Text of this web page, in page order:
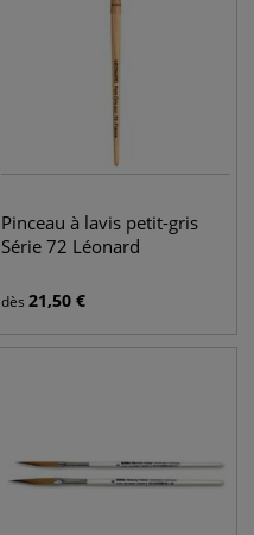
Pinceau à lavis petit-gris
Série 72 Léonard
dès 21,50 €